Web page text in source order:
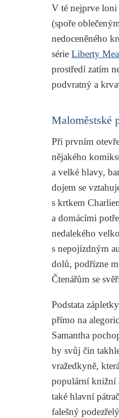
V té nejprve
(spoře
nedoceněného
série Liberty
prostředí zatím
podvratný a
Maloměstské
Při prvním
nějakého
a velké hlavy,
dojem se
s krtkem
a domácími
nedalekého
s nepojízdným
dolů, podřízne
Čtenářům se
Podstata
přímo na
Samantha
by svůj čin
vražedkyně,
populární knižní
také hlavní
falešný